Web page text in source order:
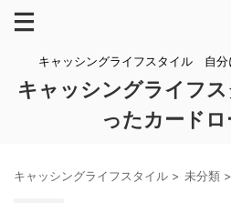
キャッシングライフスタイル 自分
キャッシングライフ
ったカード
キャッシングライフスタイル > 未分類 >